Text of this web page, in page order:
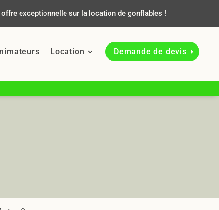
exceptionnelle sur la location de gonflables !
Location Demande de devis